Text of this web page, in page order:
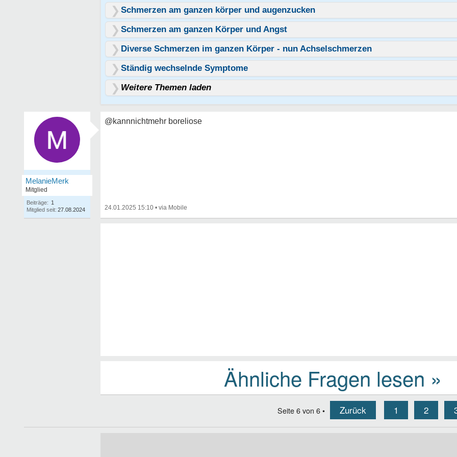
Schmerzen am ganzen körper und augenzucken
Schmerzen am ganzen Körper und Angst
Diverse Schmerzen im ganzen Körper - nun Achselschmerzen
Ständig wechselnde Symptome
Weitere Themen laden
MelanieMerk
Mitglied
Beiträge: 1
Mitglied seit: 27.08.2024
@kannnichtmehr boreliose
24.01.2025 15:10 •
Seite 6 von 6 • Zurück 1 2